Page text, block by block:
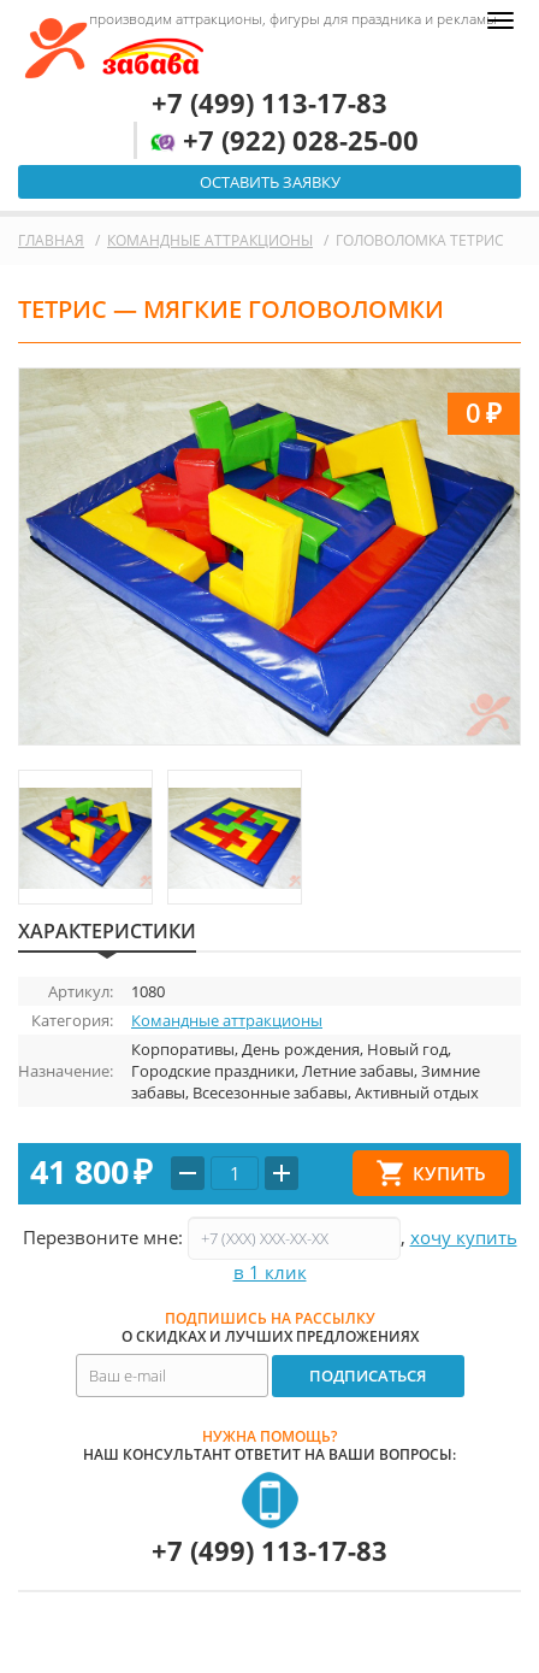
производим аттракционы, фигуры для праздника и рекламы
+7 (499) 113-17-83
+7 (922) 028-25-00
ОСТАВИТЬ ЗАЯВКУ
ГЛАВНАЯ КОМАНДНЫЕ АТТРАКЦИОНЫ ГОЛОВОЛОМКА ТЕТРИС
ТЕТРИС — МЯГКИЕ ГОЛОВОЛОМКИ
0₽
ХАРАКТЕРИСТИКИ
Артикул:
1080
Категория:
Командные аттракционы
Назначение:
Корпоративы, День рождения, Новый год,
Городские праздники, Летние забавы, Зимние
забавы, Всесезонные забавы, Активный отдых
41 800₽
Перезвоните мне: , хочу купить
в 1 клик
ПОДПИШИСЬ НА РАССЫЛКУ
О СКИДКАХ И ЛУЧШИХ ПРЕДЛОЖЕНИЯХ
НУЖНА ПОМОЩЬ?
НАШ КОНСУЛЬТАНТ ОТВЕТИТ НА ВАШИ ВОПРОСЫ:
+7 (499) 113-17-83